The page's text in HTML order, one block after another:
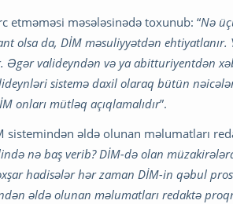
etməməsi məsələsinədə toxunub: “Nə
olsa da, DİM məsuliyyətdən
Əgər valideyndən və ya abitturiyentdən
sistemə daxil olaraq bütün
onları mütləq açıqlamalıdır”.
sistemindən əldə olunan məlumatları
nə baş verib?DİM-də olan
hadisələr hər zaman DİM-in qəbul
əldə olunan məlumatları redaktə